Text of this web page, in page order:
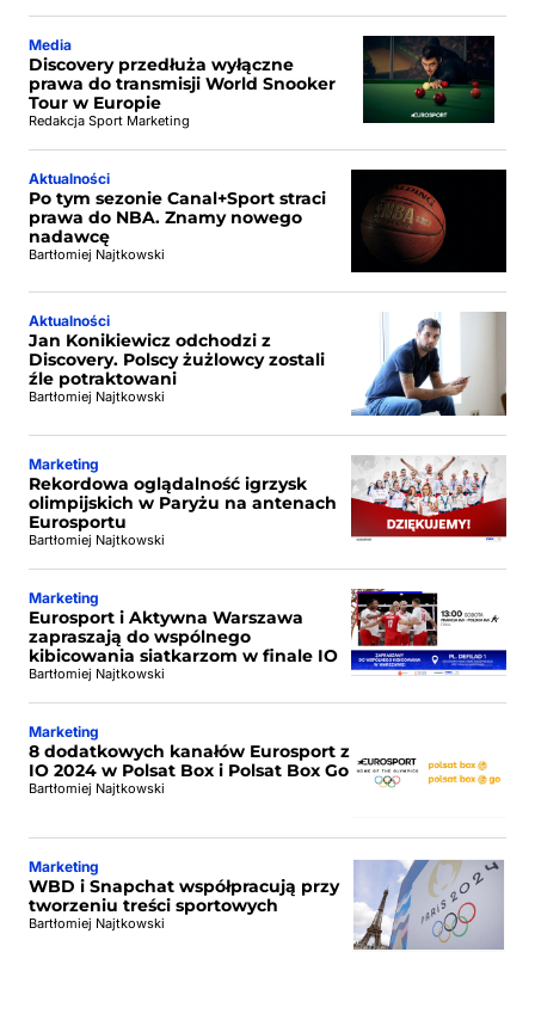
Media
Discovery przedłuża wyłączne
prawa do transmisji World Snooker
Tour w Europie
Redakcja Sport Marketing
Aktualności
Po tym sezonie Canal+Sport straci
prawa do NBA. Znamy nowego
nadawcę
Bartłomiej Najtkowski
Aktualności
Jan Konikiewicz odchodzi z
Discovery. Polscy żużlowcy zostali
źle potraktowani
Bartłomiej Najtkowski
Marketing
Rekordowa oglądalność igrzysk
olimpijskich w Paryżu na antenach
Eurosportu
Bartłomiej Najtkowski
Marketing
Eurosport i Aktywna Warszawa
zapraszają do wspólnego
kibicowania siatkarzom w finale IO
Bartłomiej Najtkowski
Marketing
8 dodatkowych kanałów Eurosport z
IO 2024 w Polsat Box i Polsat Box Go
Bartłomiej Najtkowski
Marketing
WBD i Snapchat współpracują przy
tworzeniu treści sportowych
Bartłomiej Najtkowski